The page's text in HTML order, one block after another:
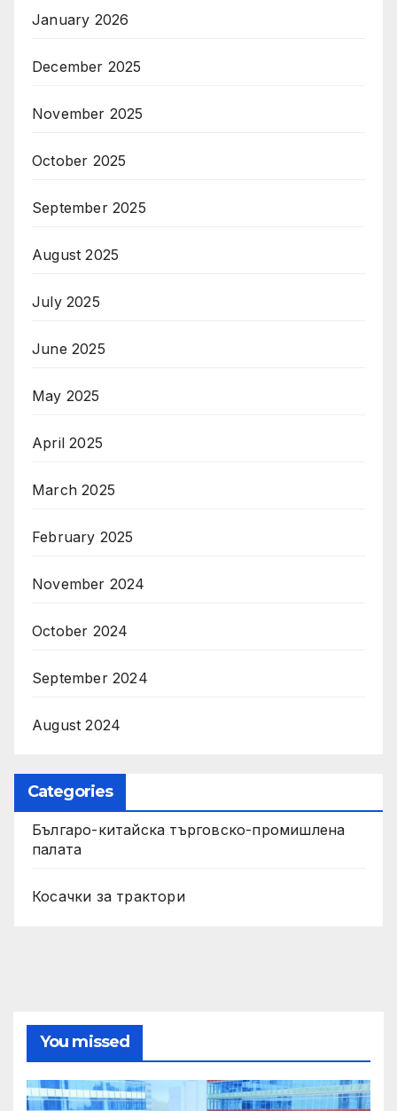
January 2026
December 2025
November 2025
October 2025
September 2025
August 2025
July 2025
June 2025
May 2025
April 2025
March 2025
February 2025
November 2024
October 2024
September 2024
August 2024
Categories
Българо-китайска търговско-промишлена
палата
Косачки за трактори
You missed